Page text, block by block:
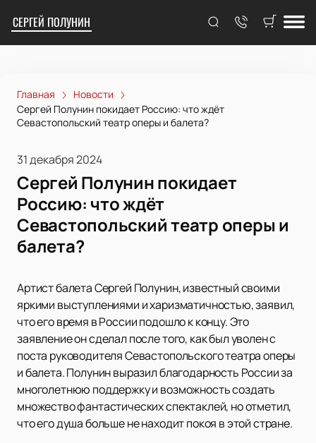
СЕРГЕЙ ПОЛУНИН
Главная
Новости
Сергей Полунин покидает Россию: что ждёт
Севастопольский театр оперы и балета?
31 декабря 2024
Сергей Полунин покидает
Россию: что ждёт
Севастопольский театр оперы и
балета?
Артист балета Сергей Полунин, известный своими
яркими выступлениями и харизматичностью, заявил,
что его время в России подошло к концу. Это
заявление он сделал после того, как был уволен с
поста руководителя Севастопольского театра оперы
и балета. Полунин выразил благодарность России за
многолетнюю поддержку и возможность создать
множество фантастических спектаклей, но отметил,
что его душа больше не находит покоя в этой стране.